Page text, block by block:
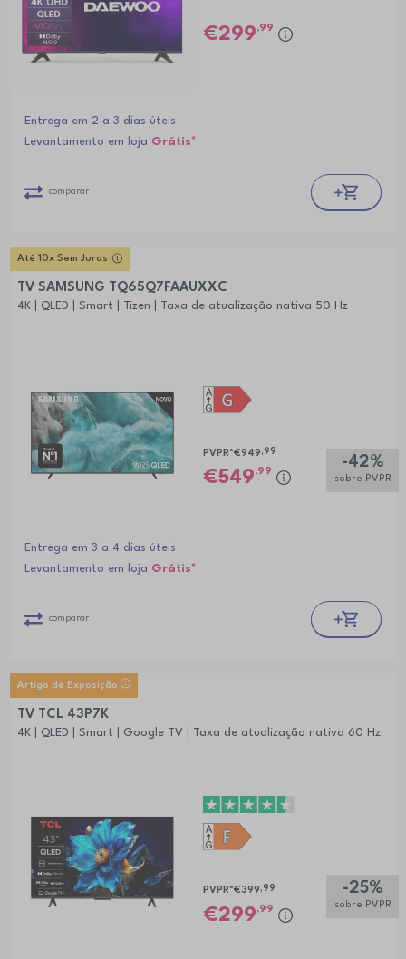
299,99
Entrega em 2 a 3 dias úteis
Levantamento em loja Grátis*
comparar
Até 10x Sem Juros
TV SAMSUNG TQ65Q7FAAUXXC
4K | QLED | Smart | Tizen | Taxa de atualização nativa 50 Hz
-42%
sobre PVPR
PVPR*€949 ,99
549,99
Entrega em 3 a 4 dias úteis
Levantamento em loja Grátis*
comparar
Artigo de Exposição
TV TCL 43P7K
4K | QLED | Smart | Google TV | Taxa de atualização nativa 60 Hz
-25%
sobre PVPR
PVPR*€399 ,99
299,99